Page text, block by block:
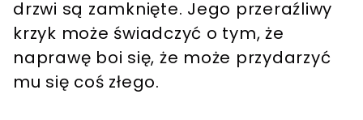
drzwi są zamknięte. Jego przeraźliwy
krzyk może świadczyć o tym, że
naprawę boi się, że może przydarzyć
mu się coś złego.